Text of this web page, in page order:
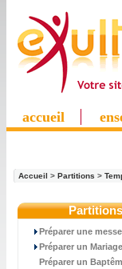
accueil
Accueil > Partitions >
Partitions
Préparer une
Préparer un
Préparer un